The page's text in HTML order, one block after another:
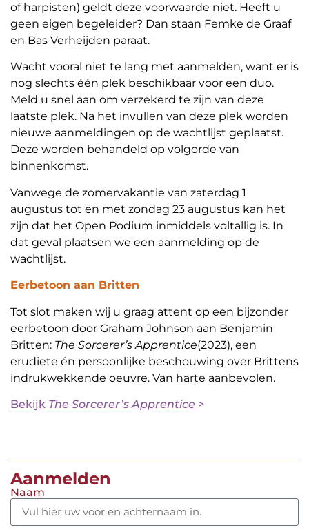
of harpisten) geldt deze voorwaarde niet. Heeft u
geen eigen begeleider? Dan staan Femke de Graaf
en Bas Verheijden paraat.
Wacht vooral niet te lang met aanmelden, want er is
nog slechts één plek beschikbaar voor een duo.
Meld u snel aan om verzekerd te zijn van deze
laatste plek. Na het invullen van deze plek worden
nieuwe aanmeldingen op de wachtlijst geplaatst.
Deze worden behandeld op volgorde van
binnenkomst.
Vanwege de zomervakantie van zaterdag 1
augustus tot en met zondag 23 augustus kan het
zijn dat het Open Podium inmiddels voltallig is. In
dat geval plaatsen we een aanmelding op de
wachtlijst.
Eerbetoon aan Britten
Tot slot maken wij u graag attent op een bijzonder
eerbetoon door Graham Johnson aan Benjamin
Britten: The Sorcerer’s Apprentice(2023), een
erudiete én persoonlijke beschouwing over Brittens
indrukwekkende oeuvre. Van harte aanbevolen.
Bekijk The Sorcerer’s Apprentice >
Aanmelden
Naam